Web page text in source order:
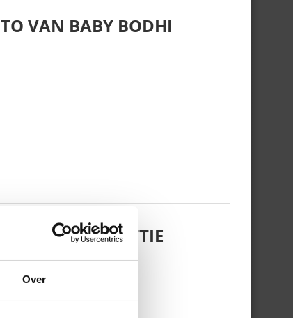
Over
VAN BABY BODHI
SCOTTIE